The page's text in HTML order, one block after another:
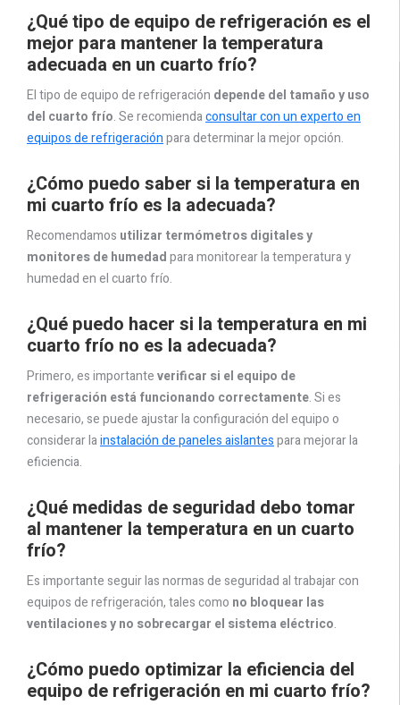
¿Qué tipo de equipo de refrigeración es el
mejor para mantener la temperatura
adecuada en un cuarto frío?
El tipo de equipo de refrigeración depende del tamaño y uso
del cuarto frío. Se recomiendaconsultar con un experto en
equipos de refrigeraciónpara determinar la mejor opción.
¿Cómo puedo saber si la temperatura en
mi cuarto frío es la adecuada?
Recomendamos utilizar termómetros digitales y
monitores de humedadpara monitorear la temperatura y
humedad en el cuarto frío.
¿Qué puedo hacer si la temperatura en mi
cuarto frío no es la adecuada?
Primero, es importanteverificar si el equipo de
refrigeración está funcionando correctamente. Si es
necesario, se puede ajustar la configuración del equipo o
considerar lainstalación de paneles aislantespara mejorar la
eficiencia.
¿Qué medidas de seguridad debo tomar
al mantener la temperatura en un cuarto
frío?
Es importante seguir las normas de seguridad al trabajar con
equipos de refrigeración, tales como no bloquear las
ventilaciones y no sobrecargar el sistema eléctrico.
¿Cómo puedo optimizar la eficiencia del
equipo de refrigeración en mi cuarto frío?